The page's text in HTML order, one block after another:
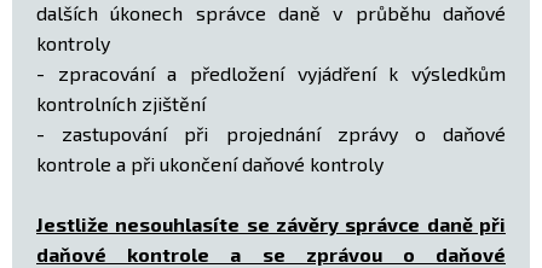
dalších úkonech správce daně v průběhu daňové
kontroly
- zpracování a předložení vyjádření k výsledkům
kontrolních zjištění
- zastupování při projednání zprávy o daňové
kontrole a při ukončení daňové kontroly
Jestliže nesouhlasíte se závěry správce daně při
daňové kontrole a se zprávou o daňové